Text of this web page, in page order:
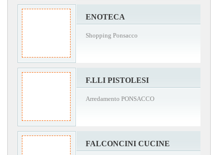
ENOTECA
Shopping Ponsacco
F.LLI PISTOLESI
Arredamento PONSACCO
FALCONCINI CUCINE